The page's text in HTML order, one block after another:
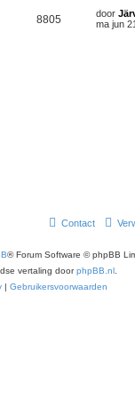
8805 door
ma jun
Contact
® Forum Software © phpBB
vertaling doorphpBB.nl.
| Gebruikersvoorwaarden